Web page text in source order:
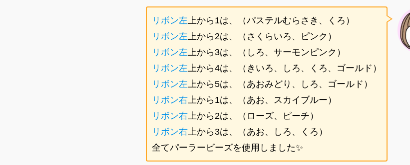
リボン左上から1は、（パステルむらさき、くろ）
リボン左上から2は、（さくらいろ、ピンク）
リボン左上から3は、（しろ、サーモンピンク）
リボン左上から4は、（きいろ、しろ、くろ、ゴールド）
リボン左上から5は、（あおみどり、しろ、ゴールド）
リボン右上から1は、（あお、スカイブルー）
リボン右上から2は、（ローズ、ピーチ）
リボン右上から3は、（あお、しろ、くろ）
全てパーラービーズを使用しました✨